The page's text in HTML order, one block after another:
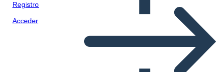
Registro
Acceder